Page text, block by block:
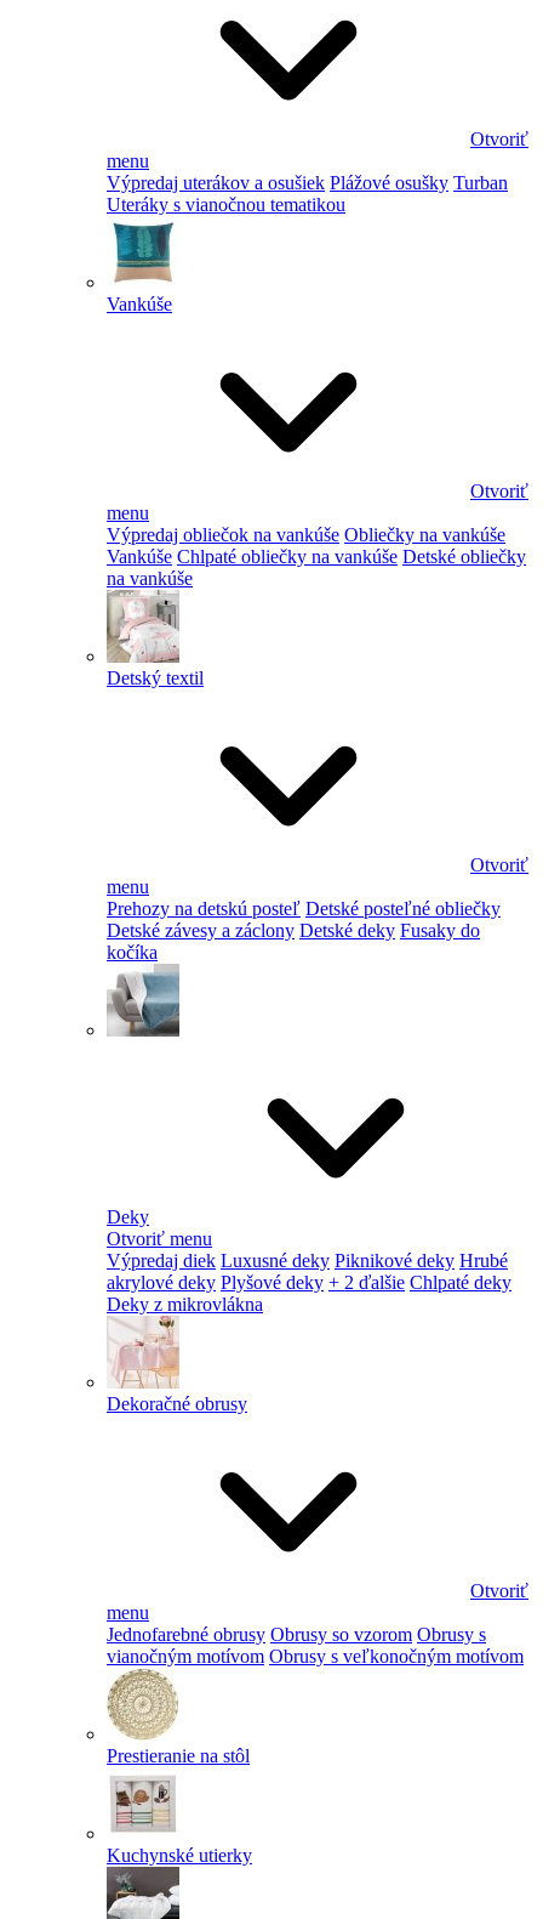
Otvoriť
menu
Výpredaj uterákov a osušiek Plážové osušky Turban
Uteráky s vianočnou tematikou
Vankúše
Otvoriť
menu
Výpredaj obliečok na vankúše Obliečky na vankúše
Vankúše Chlpaté obliečky na vankúše Detské obliečky
na vankúše
Detský textil
Otvoriť
menu
Prehozy na detskú posteľ Detské posteľné obliečky
Detské závesy a záclony Detské deky Fusaky do
kočíka
Deky
Otvoriť menu
Výpredaj diek Luxusné deky Piknikové deky Hrubé
akrylové deky Plyšové deky + 2 ďalšie Chlpaté deky
Deky z mikrovlákna
Dekoračné obrusy
Otvoriť
menu
Jednofarebné obrusy Obrusy so vzorom Obrusy s
vianočným motívom Obrusy s veľkonočným motívom
Prestieranie na stôl
Kuchynské utierky